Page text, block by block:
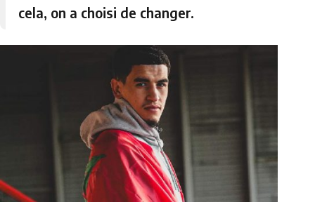
cela, on a choisi de changer.